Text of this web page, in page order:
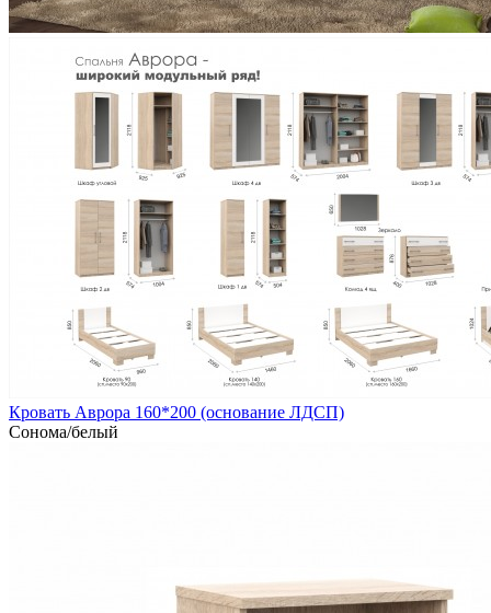
Кровать Аврора 160*200 (основание ЛДСП)
Сонома/белый